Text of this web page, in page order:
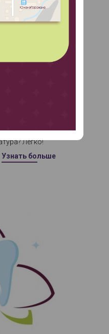
Легко!
Узнать больше